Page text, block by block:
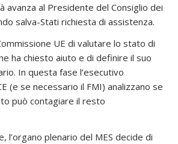
avanza al Presidente del Consiglio dei
salva-Stati richiesta di assistenza.
UE di valutare lo stato di
ha chiesto aiuto e di definire il suo
In questa fase l’esecutivo
(e se necessario il FMI) analizzano se
può contagiare il resto
l’organo plenario del MES decide di